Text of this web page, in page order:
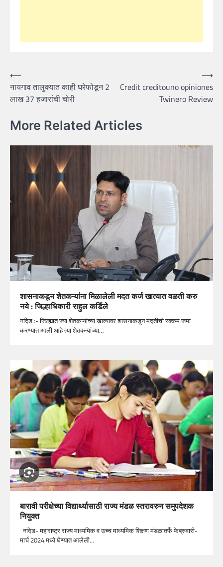
Post
navigation
⟵
नायगाव तालुक्यात काही घरेफोडून 2
लाख 37 हजारांची चोरी
Credit creditouno opiniones
Twinero Review
⟶
More Related Articles
शासनाकडून शेतकऱ्यांना मिळालेली मदत कर्ज खात्‍यात वळती करु
नये : जिल्हाधिकारी राहुल कर्डिले
नांदेड :- जिल्ह्यात ज्‍या शेतकऱ्यांच्या खात्‍यावर शासनाकडून मदतीची रक्‍कम जमा
करण्‍यात आली आहे त्‍या शेतकऱ्यांच्या…
बारावी परीक्षेच्या विद्यार्थ्यासाठी राज्य मंडळ स्तरावरुन समुपदेशक
नियुक्त
नांदेड- महाराष्ट्र राज्य माध्यमिक व उच्च माध्यमिक शिक्षण मंडळातर्फे फेब्रुवारी-
मार्च 2024 मध्ये घेण्यात आलेली…